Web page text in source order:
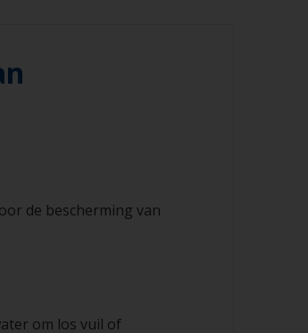
de bescherming van
om los vuil of